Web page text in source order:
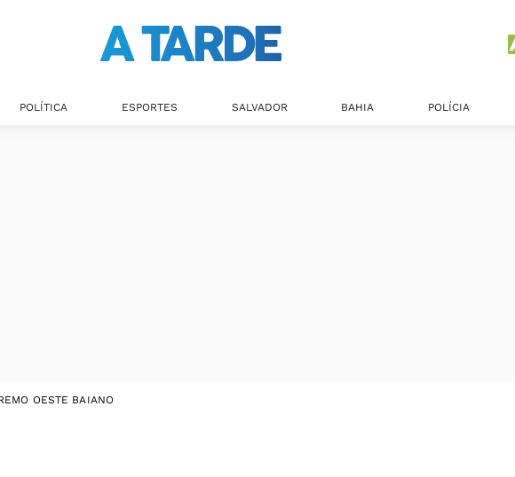
POLÍTICA ESPORTES SALVADOR BAHIA POLÍCIA
OESTE BAIANO